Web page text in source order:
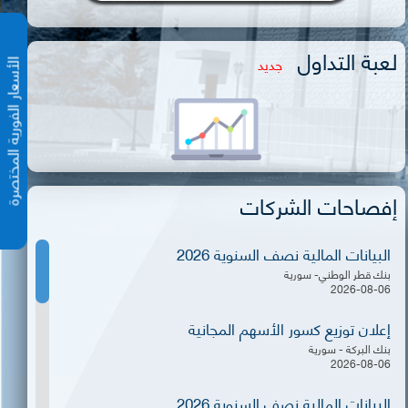
الأسعار لعبة التداول جديد
إفصاحات الشركات
البيانات المالية نصف السنوية 2026
بنك قطر الوطني- سورية
2026-08-06
إعلان توزيع كسور الأسهم المجانية
بنك البركة - سورية
2026-08-06